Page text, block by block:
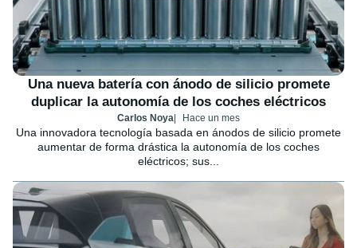
Una nueva batería con ánodo de silicio promete
duplicar la autonomía de los coches eléctricos
Carlos Noya Hace un mes
Una innovadora tecnología basada en ánodos de silicio promete
aumentar de forma drástica la autonomía de los coches
eléctricos; sus...